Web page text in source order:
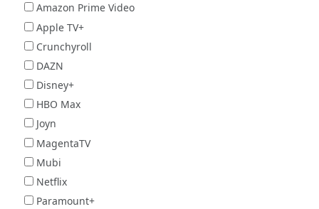
Amazon Prime Video
Apple TV+
Crunchyroll
DAZN
Disney+
HBO Max
Joyn
MagentaTV
Mubi
Netflix
Paramount+